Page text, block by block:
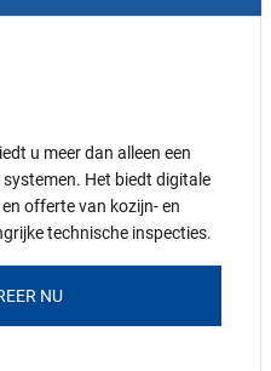
u meer dan alleen een
Het biedt digitale
offerte van kozijn- en
technische inspecties.
NU